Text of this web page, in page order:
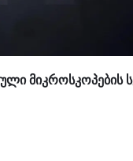
მიკროსკოპების